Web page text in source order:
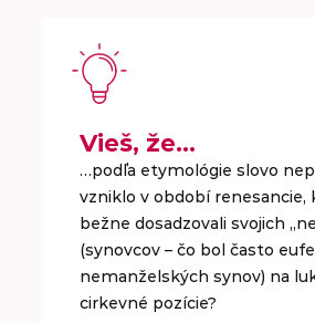
Vieš, že…
…podľa etymológie slovo
vzniklo v období renesancie,
bežne dosadzovali svojich
(synovcov – čo bol často
nemanželských synov) na
cirkevné pozície?